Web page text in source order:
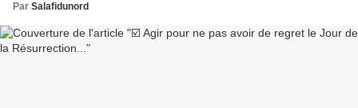
Par Salafidunord